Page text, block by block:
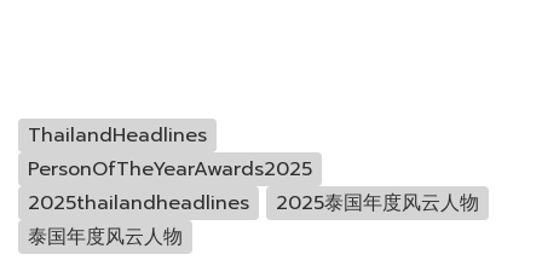
ThailandHeadlines
PersonOfTheYearAwards2025
2025thailandheadlines
2025泰国年度风云人物
泰国年度风云人物